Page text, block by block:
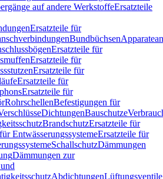
auf andere WerkstoffeErsatzteile
Ersatzteile für
Bundbüchsen
Ersatzteile für
Ersatzteile für
Ersatzteile für
Ersatzteile für
Ersatzteile für
RohrschellenBefestigungen für
DichtungenBauschutze
BrandschutzErsatzteile für
EntwässerungssystemeErsatzteile für
SchallschutzDämmungen
Dämmungen zur
AbdichtungenLüftungsventile